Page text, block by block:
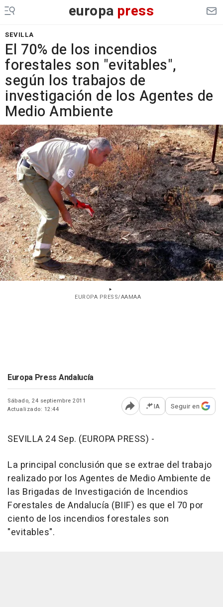
europa press
SEVILLA
El 70% de los incendios
forestales son "evitables",
según los trabajos de
investigación de los Agentes de
Medio Ambiente
EUROPA PRESS/AAMAA
Europa Press Andalucía
Sábado, 24 septiembre 2011
Actualizado: 12:44
Abrir opciones para
IA Seguir en
SEVILLA 24 Sep. (EUROPA PRESS) -
La principal conclusión que se extrae del trabajo
realizado por los Agentes de Medio Ambiente de
las Brigadas de Investigación de Incendios
Forestales de Andalucía (BIIF) es que el 70 por
ciento de los incendios forestales son
"evitables".